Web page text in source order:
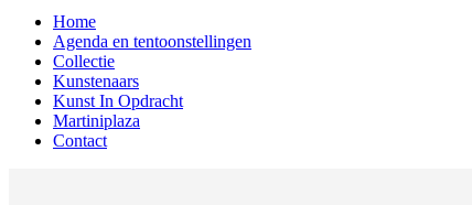
Home
Agenda en tentoonstellingen
Collectie
Kunstenaars
Kunst In Opdracht
Martiniplaza
Contact